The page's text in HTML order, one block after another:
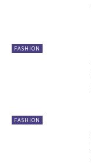
FASHION
FASHION